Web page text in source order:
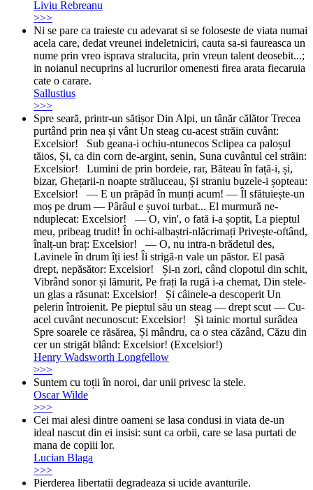
Liviu Rebreanu
>>>
Ni se pare ca traieste cu adevarat si se foloseste de viata numai
acela care, dedat vreunei indeletniciri, cauta sa-si faureasca un
nume prin vreo isprava stralucita, prin vreun talent deosebit...;
in noianul necuprins al lucrurilor omenesti firea arata fiecaruia
cate o carare.
Sallustius
>>>
Spre seară, printr-un sătișor Din Alpi, un tânăr călător Trecea
purtând prin nea și vânt Un steag cu-acest străin cuvânt:
Excelsior! Sub geana-i ochiu-ntunecos Sclipea ca paloșul
tăios, Și, ca din corn de-argint, senin, Suna cuvântul cel strãin:
Excelsior! Lumini de prin bordeie, rar, Băteau în față-i, și,
bizar, Ghețarii-n noapte străluceau, Și straniu buzele-i șopteau:
Excelsior! — E un prăpăd în munți acum! — Îl sfătuiește-un
moș pe drum — Pârâul e șuvoi turbat... El murmură ne-
nduplecat: Excelsior! — O, vin', o fată i-a șoptit, La pieptul
meu, pribeag trudit! În ochi-albaștri-nlăcrimați Privește-oftând,
înalț-un braț: Excelsior! — O, nu intra-n brădetul des,
Lavinele în drum îți ies! Îi strigă-n vale un păstor. El pasă
drept, nepăsător: Excelsior! Și-n zori, când clopotul din schit,
Vibrând sonor și lămurit, Pe frați la rugă i-a chemat, Din stele-
un glas a răsunat: Excelsior! Și câinele-a descoperit Un
pelerin întroienit. Pe pieptul său un steag — drept scut — Cu-
acel cuvânt necunoscut: Excelsior! Și tainic mortul surâdea
Spre soarele ce răsărea, Și mândru, ca o stea căzând, Căzu din
cer un strigăt blând: Excelsior! (Excelsior!)
Henry Wadsworth Longfellow
>>>
Suntem cu toții în noroi, dar unii privesc la stele.
Oscar Wilde
>>>
Cei mai alesi dintre oameni se lasa condusi in viata de-un
ideal nascut din ei insisi: sunt ca orbii, care se lasa purtati de
mana de copiii lor.
Lucian Blaga
>>>
Pierderea libertatii degradeaza si ucide avanturile.